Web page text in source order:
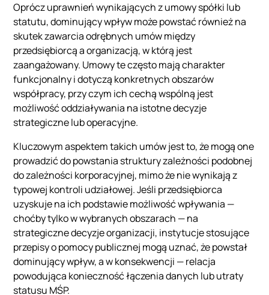
Oprócz uprawnień wynikających z umowy spółki lub
statutu, dominujący wpływ może powstać również na
skutek zawarcia odrębnych umów między
przedsiębiorcą a organizacją, w którą jest
zaangażowany. Umowy te często mają charakter
funkcjonalny i dotyczą konkretnych obszarów
współpracy, przy czym ich cechą wspólną jest
możliwość oddziaływania na istotne decyzje
strategiczne lub operacyjne.
Kluczowym aspektem takich umów jest to, że mogą one
prowadzić do powstania struktury zależności podobnej
do zależności korporacyjnej, mimo że nie wynikają z
typowej kontroli udziałowej. Jeśli przedsiębiorca
uzyskuje na ich podstawie możliwość wpływania —
choćby tylko w wybranych obszarach — na
strategiczne decyzje organizacji, instytucje stosujące
przepisy o pomocy publicznej mogą uznać, że powstał
dominujący wpływ, a w konsekwencji — relacja
powodująca konieczność łączenia danych lub utraty
statusu MŚP.